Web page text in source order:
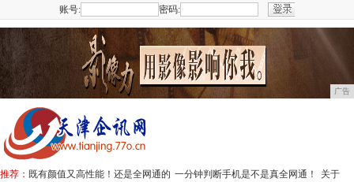
账号: 密码:
广告
推荐： 既有颜值又高性能！还是全网通的 一分钟判断手机是不是真全网通！
关于